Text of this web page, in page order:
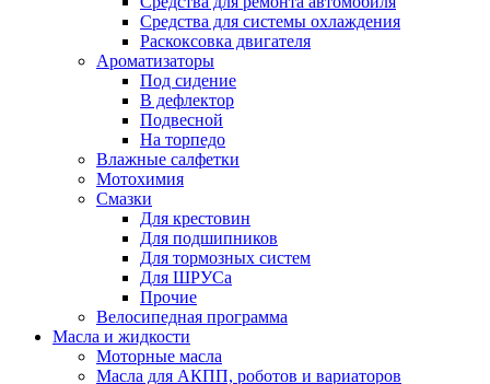
Средства для системы охлаждения
Раскоксовка двигателя
Ароматизаторы
Под сидение
В дефлектор
Подвесной
На торпедо
Влажные салфетки
Мотохимия
Смазки
Для крестовин
Для подшипников
Для тормозных систем
Для ШРУСа
Прочие
Велосипедная программа
Масла и жидкости
Моторные масла
Масла для АКПП, роботов и вариаторов